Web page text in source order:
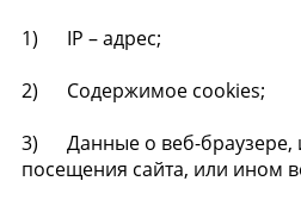
1) IP – адрес;
2) Содержимое cookies;
3) Данные о веб-браузере,
посещения сайта, или ином